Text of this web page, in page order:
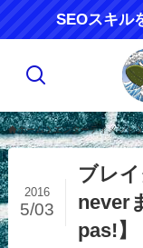
SEOスキル
ホーム エンターティメント
ブレ
never
pas!】
2016
5/03